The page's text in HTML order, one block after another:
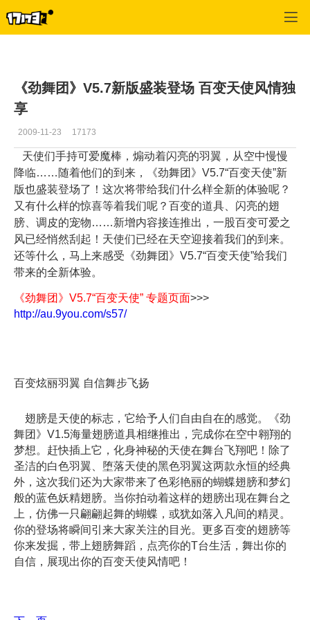
《劲舞团》V5.7新版盛装登场 百变天使风情独
享
2009-11-23 17173
天使们手持可爱魔棒，煽动着闪亮的羽翼，从空中慢慢
降临……随着他们的到来，《劲舞团》V5.7“百变天使”新
版也盛装登场了！这次将带给我们什么样全新的体验呢？
又有什么样的惊喜等着我们呢？百变的道具、闪亮的翅
膀、调皮的宠物……新增内容接连推出，一股百变可爱之
风已经悄然刮起！天使们已经在天空迎接着我们的到来。
还等什么，马上来感受《劲舞团》V5.7“百变天使”给我们
带来的全新体验。
《劲舞团》V5.7“百变天使” 专题页面>>>
http://au.9you.com/s57/
百变炫丽羽翼 自信舞步飞扬
翅膀是天使的标志，它给予人们自由自在的感觉。《劲
舞团》V1.5海量翅膀道具相继推出，完成你在空中翱翔的
梦想。赶快插上它，化身神秘的天使在舞台飞翔吧！除了
圣洁的白色羽翼、堕落天使的黑色羽翼这两款永恒的经典
外，这次我们还为大家带来了色彩艳丽的蝴蝶翅膀和梦幻
般的蓝色妖精翅膀。当你拍动着这样的翅膀出现在舞台之
上，仿佛一只翩翩起舞的蝴蝶，或犹如落入凡间的精灵。
你的登场将瞬间引来大家关注的目光。更多百变的翅膀等
你来发掘，带上翅膀舞蹈，点亮你的T台生活，舞出你的
自信，展现出你的百变天使风情吧！